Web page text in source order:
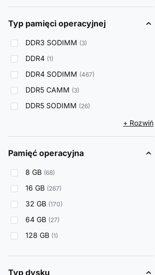
Typ pamięci operacyjnej
DDR3 SODIMM 3
DDR4 1
DDR4 SODIMM 467
DDR5 CAMM 3
DDR5 SODIMM 26
+ Rozwiń
Pamięć operacyjna
8 GB 68
16 GB 267
32 GB 170
64 GB 27
128 GB 1
Typ dysku